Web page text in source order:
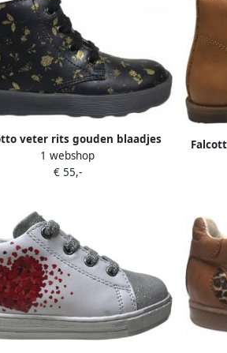
veter rits gouden blaadjes
schoenen Arawn zwart
1 webshop
€ 55,-